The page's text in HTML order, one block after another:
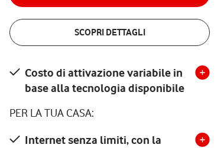
SCOPRI DETTAGLI
Costo di attivazione variabile in
base alla tecnologia disponibile
PER LA TUA CASA:
Internet senza limiti, con la